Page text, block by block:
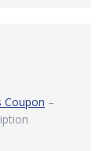
Coupon –